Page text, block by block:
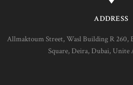
ADDRESS
Allmaktoum Street, Wasl Building R 260,
Square, Deira, Dubai, Unite